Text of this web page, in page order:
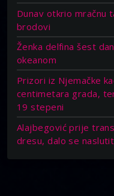
Dunav otkrio mračnu
brodovi
Ženka delfina šest
okeanom
Prizori iz Njemačke
centimetara grada,
19 stepeni
Alajbegović prije
dresu, dalo se